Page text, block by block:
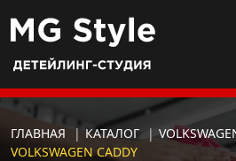
ГЛАВНАЯ | КАТАЛОГ |
VOLKSWAGEN CADDY